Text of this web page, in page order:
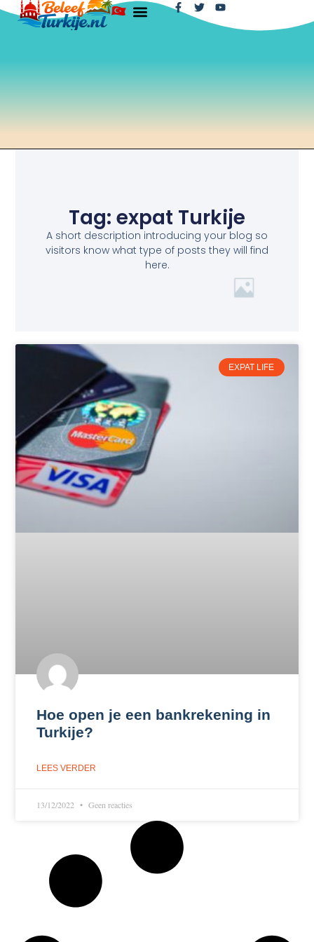
Tag: expat Turkije
A short description introducing your blog so
visitors know what type of posts they will find
here.
EXPAT LIFE
Hoe open je een bankrekening in
Turkije?
LEES VERDER
13/12/2022 Geen reacties